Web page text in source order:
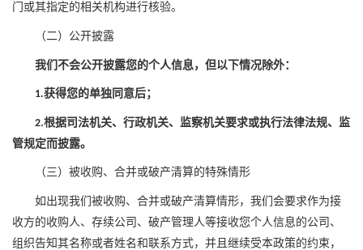
门或其指定的相关机构进行核验。
（二）公开披露
我们不会公开披露您的个人信息，但以下情况除外：
1.获得您的单独同意后；
2.根据司法机关、行政机关、监察机关要求或执行法律法规、监
管规定而披露。
（三）被收购、合并或破产清算的特殊情形
如出现我们被收购、合并或破产清算情形，我们会要求作为接
收方的收购人、存续公司、破产管理人等接收您个人信息的公司、
组织告知其名称或者姓名和联系方式，并且 继续受本政策的约束，